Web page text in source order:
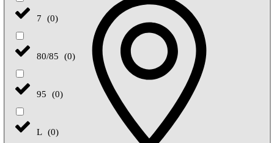
7 (0)
80/85 (0)
95 (0)
L (0)